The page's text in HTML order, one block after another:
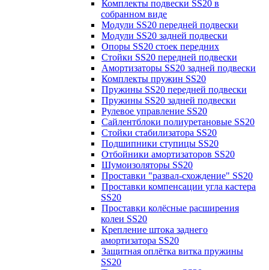
Комплекты подвески SS20 в
собранном виде
Модули SS20 передней подвески
Модули SS20 задней подвески
Опоры SS20 стоек передних
Стойки SS20 передней подвески
Амортизаторы SS20 задней подвески
Комплекты пружин SS20
Пружины SS20 передней подвески
Пружины SS20 задней подвески
Рулевое управление SS20
Сайлентблоки полиуретановые SS20
Стойки стабилизатора SS20
Подшипники ступицы SS20
Отбойники амортизаторов SS20
Шумоизоляторы SS20
Проставки "развал-схождение" SS20
Проставки компенсации угла кастера
SS20
Проставки колёсные расширения
колеи SS20
Крепление штока заднего
амортизатора SS20
Защитная оплётка витка пружины
SS20